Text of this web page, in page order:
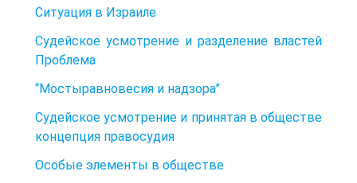
Ситуация в Израиле
Судейское усмотрение и разделение властей
Проблема
“Мостыравновесия и надзора”
Судейское усмотрение и принятая в обществе
концепция правосудия
Особые элементы в обществе